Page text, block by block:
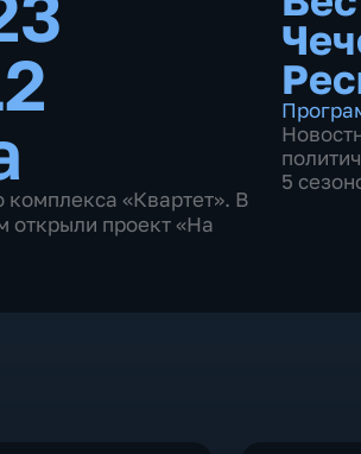
комплекса «Квартет». В
открыли проект «На
5